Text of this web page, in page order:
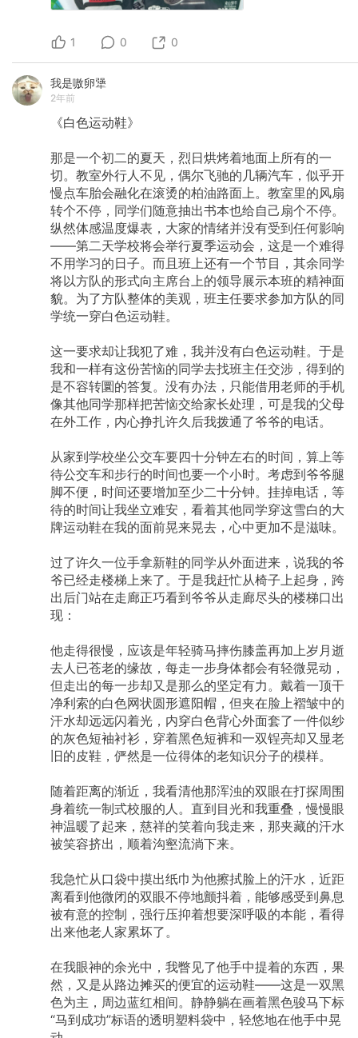
1 0 0
我是嗷卵犟
2年前
《白色运动鞋》
那是一个初二的夏天，烈日烘烤着地面上所有的一
切。教室外行人不见，偶尔飞驰的几辆汽车，似乎开
慢点车胎会融化在滚烫的柏油路面上。教室里的风扇
转个不停，同学们随意抽出书本也给自己扇个不停。
纵然体感温度爆表，大家的情绪并没有受到任何影响
——第二天学校将会举行夏季运动会，这是一个难得
不用学习的日子。而且班上还有一个节目，其余同学
将以方队的形式向主席台上的领导展示本班的精神面
貌。为了方队整体的美观，班主任要求参加方队的同
学统一穿白色运动鞋。
这一要求却让我犯了难，我并没有白色运动鞋。于是
我和一样有这份苦恼的同学去找班主任交涉，得到的
是不容转圜的答复。没有办法，只能借用老师的手机
像其他同学那样把苦恼交给家长处理，可是我的父母
在外工作，内心挣扎许久后我拨通了爷爷的电话。
从家到学校坐公交车要四十分钟左右的时间，算上等
待公交车和步行的时间也要一个小时。考虑到爷爷腿
脚不便，时间还要增加至少二十分钟。挂掉电话，等
待的时间让我坐立难安，看着其他同学穿这雪白的大
牌运动鞋在我的面前晃来晃去，心中更加不是滋味。
过了许久一位手拿新鞋的同学从外面进来，说我的爷
爷已经走楼梯上来了。于是我赶忙从椅子上起身，跨
出后门站在走廊正巧看到爷爷从走廊尽头的楼梯口出
现：
他走得很慢，应该是年轻骑马摔伤膝盖再加上岁月逝
去人已苍老的缘故，每走一步身体都会有轻微晃动，
但走出的每一步却又是那么的坚定有力。戴着一顶干
净利索的白色网状圆形遮阳帽，但夹在脸上褶皱中的
汗水却远远闪着光，内穿白色背心外面套了一件似纱
的灰色短袖衬衫，穿着黑色短裤和一双锃亮却又显老
旧的皮鞋，俨然是一位得体的老知识分子的模样。
随着距离的渐近，我看清他那浑浊的双眼在打探周围
身着统一制式校服的人。直到目光和我重叠，慢慢眼
神温暖了起来，慈祥的笑着向我走来，那夹藏的汗水
被笑容挤出，顺着沟壑流淌下来。
我急忙从口袋中摸出纸巾为他擦拭脸上的汗水，近距
离看到他微闭的双眼不停地颤抖着，能够感受到鼻息
被有意的控制，强行压抑着想要深呼吸的本能，看得
出来他老人家累坏了。
在我眼神的余光中，我瞥见了他手中提着的东西，果
然，又是从路边摊买的便宜的运动鞋——这是一双黑
色为主，周边蓝红相间。静静躺在画着黑色骏马下标
“马到成功”标语的透明塑料袋中，轻悠地在他手中晃